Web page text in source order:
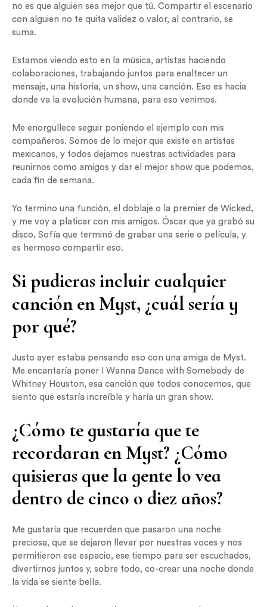
no es que alguien sea mejor que tú. Compartir el escenario
con alguien no te quita validez o valor, al contrario, se
suma.
Estamos viendo esto en la música, artistas haciendo
colaboraciones, trabajando juntos para enaltecer un
mensaje, una historia, un show, una canción. Eso es hacia
donde va la evolución humana, para eso venimos.
Me enorgullece seguir poniendo el ejemplo con mis
compañeros. Somos de lo mejor que existe en artistas
mexicanos, y todos dejamos nuestras actividades para
reunirnos como amigos y dar el mejor show que podemos,
cada fin de semana.
Yo termino una función, el doblaje o la premier de Wicked,
y me voy a platicar con mis amigos. Óscar que ya grabó su
disco, Sofía que terminó de grabar una serie o película, y
es hermoso compartir eso.
Si pudieras incluir cualquier
canción en Myst, ¿cuál sería y
por qué?
Justo ayer estaba pensando eso con una amiga de Myst.
Me encantaría poner I Wanna Dance with Somebody de
Whitney Houston, esa canción que todos conocemos, que
siento que estaría increíble y haría un gran show.
¿Cómo te gustaría que te
recordaran en Myst? ¿Cómo
quisieras que la gente lo vea
dentro de cinco o diez años?
Me gustaría que recuerden que pasaron una noche
preciosa, que se dejaron llevar por nuestras voces y nos
permitieron ese espacio, ese tiempo para ser escuchados,
divertirnos juntos y, sobre todo, co-crear una noche donde
la vida se siente bella.